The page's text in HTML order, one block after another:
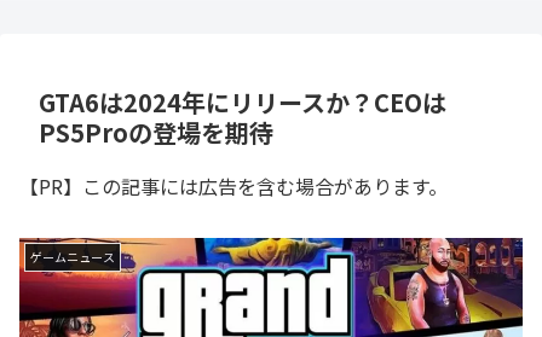
GTA6は2024年にリリースか？CEOは
PS5Proの登場を期待
【PR】この記事には広告を含む場合があります。
ゲームニュース